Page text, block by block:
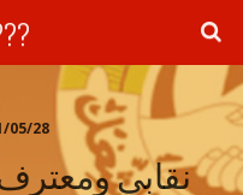
2021/05/28 •
نقابي